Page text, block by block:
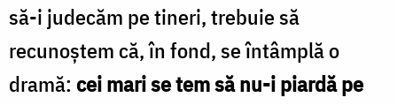
să-i judecăm pe tineri, trebuie să
recunoştem că, în fond, se întâmplă o
dramă: cei mari se tem să nu-i piardă pe